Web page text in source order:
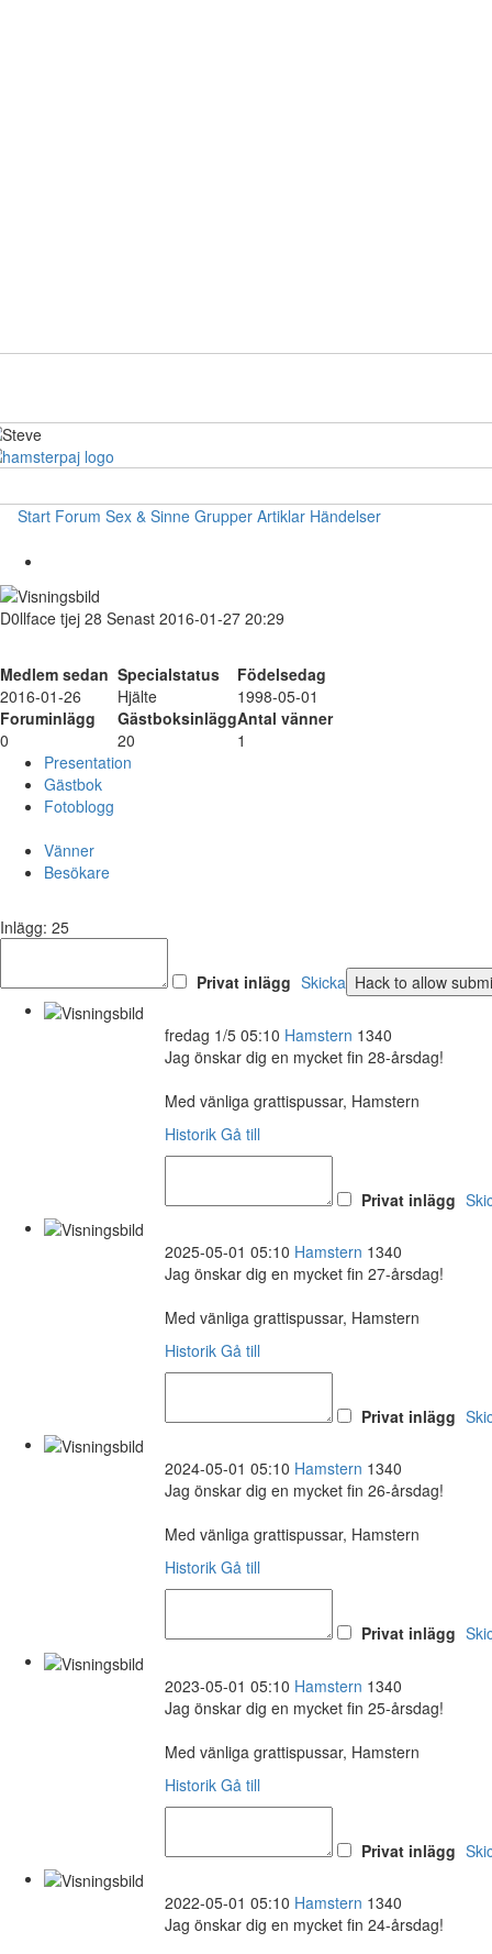
Start Forum Sex & Sinne Grupper Artiklar Händelser
D0llface tjej 28 Senast 2016-01-27 20:29
Medlem sedan Specialstatus
Födelsedag
2016-01-26
Hjälte
1998-05-01
Foruminlägg
GästboksinläggAntal vänner
0
20
1
Presentation
Gästbok
Fotoblogg
Vänner
Besökare
Inlägg: 25
Privat inlägg Skicka
fredag 1/5 05:10 Hamstern 1340
Jag önskar dig en mycket fin 28-årsdag!
Med vänliga grattispussar, Hamstern
Historik Gå till
Privat inlägg
2025-05-01 05:10 Hamstern 1340
Jag önskar dig en mycket fin 27-årsdag!
Med vänliga grattispussar, Hamstern
Historik Gå till
Privat inlägg
2024-05-01 05:10 Hamstern 1340
Jag önskar dig en mycket fin 26-årsdag!
Med vänliga grattispussar, Hamstern
Historik Gå till
Privat inlägg
2023-05-01 05:10 Hamstern 1340
Jag önskar dig en mycket fin 25-årsdag!
Med vänliga grattispussar, Hamstern
Historik Gå till
Privat inlägg
2022-05-01 05:10 Hamstern 1340
Jag önskar dig en mycket fin 24-årsdag!